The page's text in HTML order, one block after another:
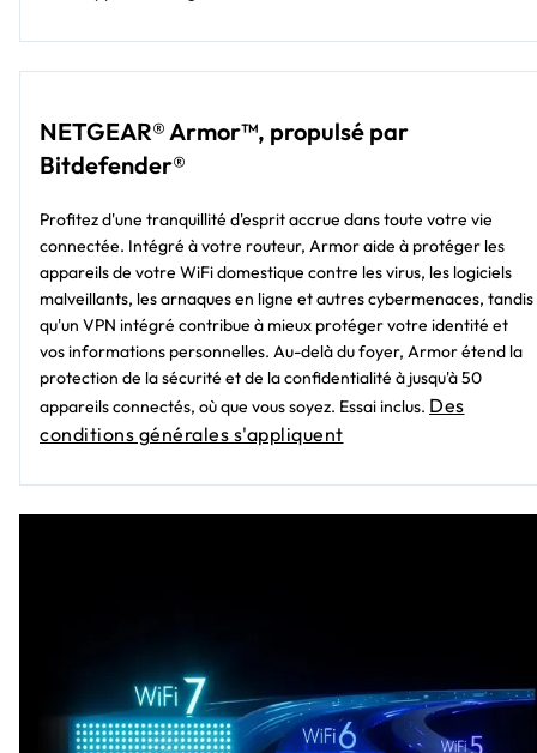
NETGEAR® Armor™, propulsé par
Bitdefender®
Profitez d'une tranquillité d'esprit accrue dans toute votre vie
connectée. Intégré à votre routeur, Armor aide à protéger les
appareils de votre WiFi domestique contre les virus, les logiciels
malveillants, les arnaques en ligne et autres cybermenaces, tandis
qu'un VPN intégré contribue à mieux protéger votre identité et
vos informations personnelles. Au-delà du foyer, Armor étend la
protection de la sécurité et de la confidentialité à jusqu'à 50
appareils connectés, où que vous soyez. Essai inclus. Des
conditions générales s'appliquent